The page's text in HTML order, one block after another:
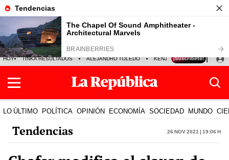
HOY TINKA RESULTADOS ALEJANDRO TOLEDO KENJI FUJIMORI PRECIO
LO ÚLTIMO POLÍTICA OPINIÓN ECONOMÍA SOCIEDAD MUNDO
Tendencias 26 Nov 2021 | 19:06 h